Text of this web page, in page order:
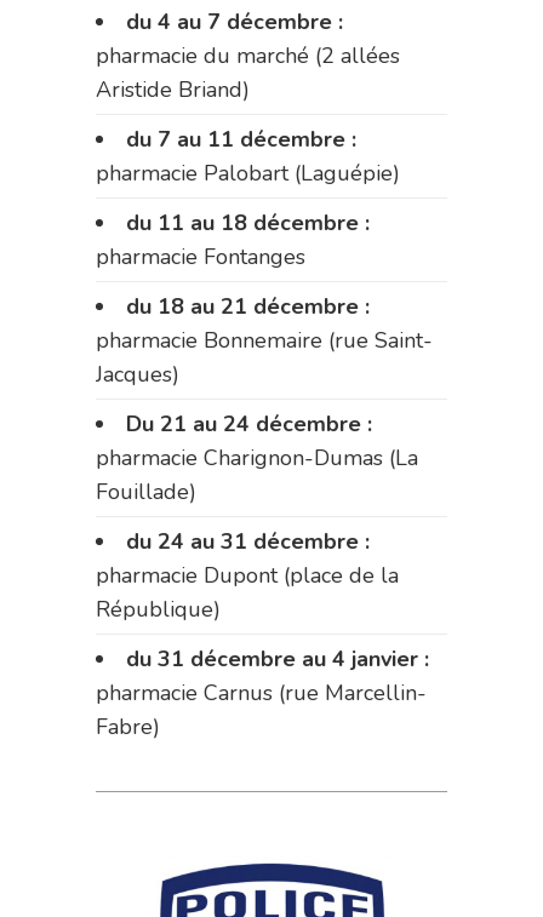
du 4 au 7 décembre :
pharmacie du marché (2 allées
Aristide Briand)
du 7 au 11 décembre :
pharmacie Palobart (Laguépie)
du 11 au 18 décembre :
pharmacie Fontanges
du 18 au 21 décembre :
pharmacie Bonnemaire (rue Saint-
Jacques)
Du 21 au 24 décembre :
pharmacie Charignon-Dumas (La
Fouillade)
du 24 au 31 décembre :
pharmacie Dupont (place de la
République)
du 31 décembre au 4 janvier :
pharmacie Carnus (rue Marcellin-
Fabre)